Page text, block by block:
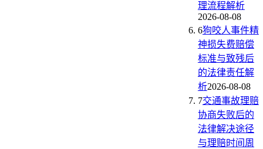
理流程解析
2026-08-08
6狗咬人事件精
神损失费赔偿
标准与致残后
的法律责任解
析2026-08-08
7交通事故理赔
协商失败后的
法律解决途径
与理赔时间周